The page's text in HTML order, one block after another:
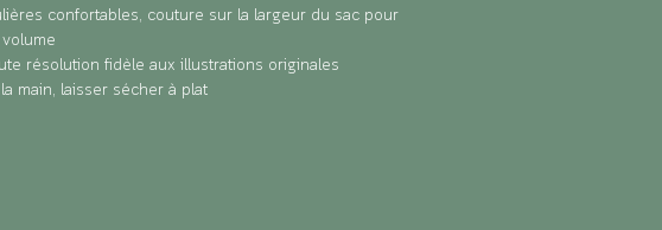
confortables, couture sur la largeur du sac pour
résolution fidèle aux illustrations originales
main, laisser sécher à plat